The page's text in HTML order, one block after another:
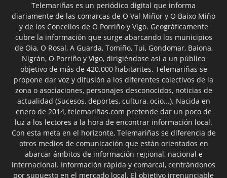
Telemariñas es un periódico digital que informa
diariamente de las comarcas de O Val Miñor y O Baixo Miño
y de los Concellos de O Porriño y Vigo. Geográficamente
cubre la información que surge abarcando los municipios
de Oia, O Rosal, A Guarda, Tomiño, Tui, Gondomar, Baiona,
Nigrán, O Porriño y Vigo, dirigiéndose así a un público
objetivo de más de 420.000 habitantes. Telemariñas se
propone dar voz y difusión a los diferentes colectivos de la
zona o asociaciones, personajes desconocidos, noticias de
actualidad (Sucesos, deportes, cultura, ocio...). Nacida en
enero de 2014, telemariñas.com pretende dar un poco de
luz a los lectores a la hora de encontrar información local.
Con esta meta en el horizonte, Telemariñas se diferencia de
otros medios de comunicación que están orientados en
abarcar ámbitos de información regional, nacional e
internacional. Información rápida y comarcal, centrándonos
por supuesto en el mercado local. El objetivo irrenunciable